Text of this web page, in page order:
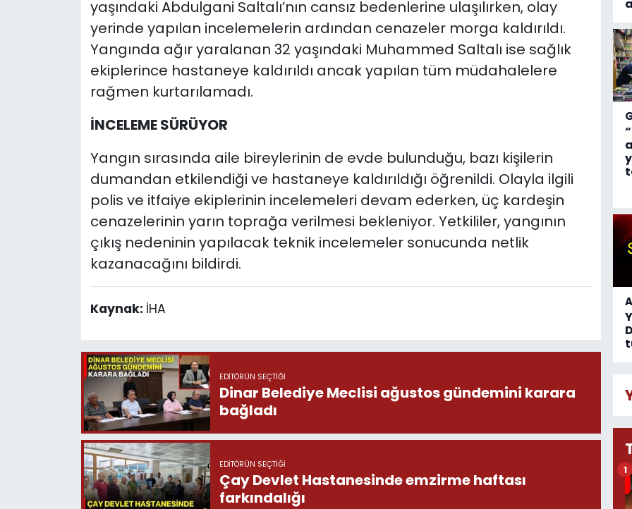
yaşındaki Abdulgani Saltalı’nın cansız bedenlerine ulaşılırken, olay
yerinde yapılan incelemelerin ardından cenazeler morga kaldırıldı.
Yangında ağır yaralanan 32 yaşındaki Muhammed Saltalı ise sağlık
ekiplerince hastaneye kaldırıldı ancak yapılan tüm müdahalelere
rağmen kurtarılamadı.
İNCELEME SÜRÜYOR
Yangın sırasında aile bireylerinin de evde bulunduğu, bazı kişilerin
dumandan etkilendiği ve hastaneye kaldırıldığı öğrenildi. Olayla ilgili
polis ve itfaiye ekiplerinin incelemeleri devam ederken, üç kardeşin
cenazelerinin yarın toprağa verilmesi bekleniyor. Yetkililer, yangının
çıkış nedeninin yapılacak teknik incelemeler sonucunda netlik
kazanacağını bildirdi.
Kaynak: İHA
EDITÖRÜN SEÇTIĞI
Dinar Belediye Meclisi ağustos gündemini karara
bağladı
EDITÖRÜN SEÇTIĞI
Çay Devlet Hastanesinde emzirme haftası
farkındalığı
1